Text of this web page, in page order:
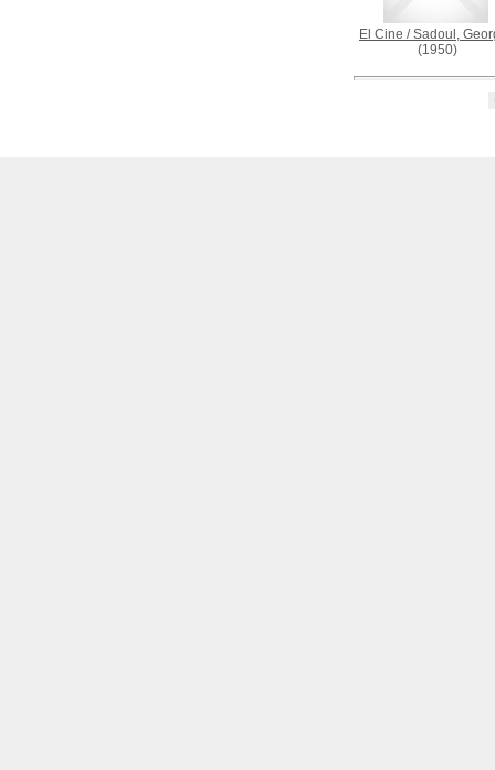
El Cine /Sadoul,
(1950)